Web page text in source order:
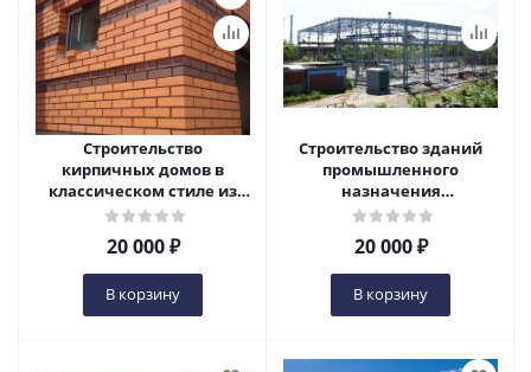
Строительство
кирпичных домов в
классическом стиле из
одинарного кирпича в
Ульяновске
20 000₽
В корзину
Строительство зданий
промышленного
назначения
(строительство
цехов,складов, в
Ульяновске
20 000₽
В корзину